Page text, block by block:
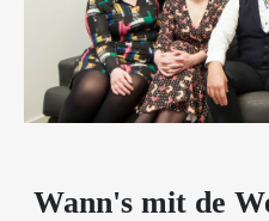
Wann's mit de